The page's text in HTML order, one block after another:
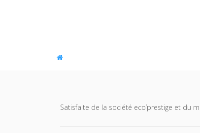
Satisfaite de la société eco’prestige et du